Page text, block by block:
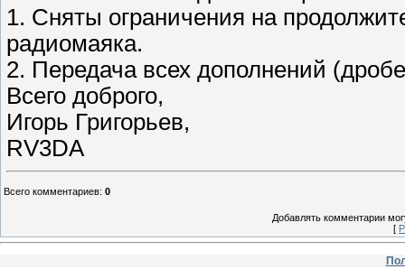
1. Сняты ограничения на
радиомаяка.
2. Передача всех дополнений
Всего доброго,
Игорь Григорьев,
RV3DA
Всего комментариев: 0
Добавлять комментарии
[